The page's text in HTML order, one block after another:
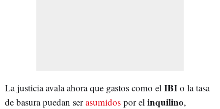
La justicia avala ahora que gastos como el IBI o la tasa
de basura puedan serasumidos por el inquilino,